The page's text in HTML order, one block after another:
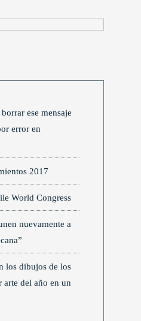
ese mensaje
error en
2017
World Congress
nuevamente a
los dibujos de los
arte del año en un